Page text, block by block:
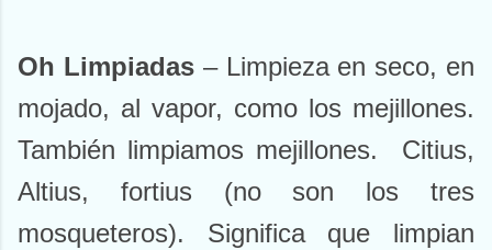
Oh Limpiadas– Limpieza en seco, en
mojado, al vapor, como los mejillones.
También limpiamos mejillones.
Citius,
Altius, fortius (no son los tres
mosqueteros). Significa que limpian